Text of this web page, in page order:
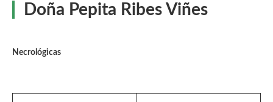
Doña Pepita Ribes Viñes
Necrológicas